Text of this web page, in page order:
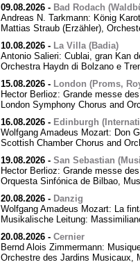
09.08.2026- Bad Rodach
Andreas N. Tarkmann: König
Mattias Straub (Erzähler),
10.08.2026- La Villa (Badia)
Antonio Salieri: Cublai, gran Kan
Orchestra Haydn di Bolzano e
15.08.2026- London (Proms,
Hector Berlioz: Grande messe
London Symphony Chorus and
16.08.2026- Edinburgh
Wolfgang Amadeus Mozart: Don
Scottish Chamber Chorus and
19.08.2026- San Sebastian
Hector Berlioz: Grande messe
Orquesta Sinfónica de Bilbao,
20.08.2026- Danzig
Wolfgang Amadeus Mozart: La
Musikalische Leitung:
20.08.2026- Cernier
Bernd Alois Zimmermann:
Orchestre des Jardins Musicaux,